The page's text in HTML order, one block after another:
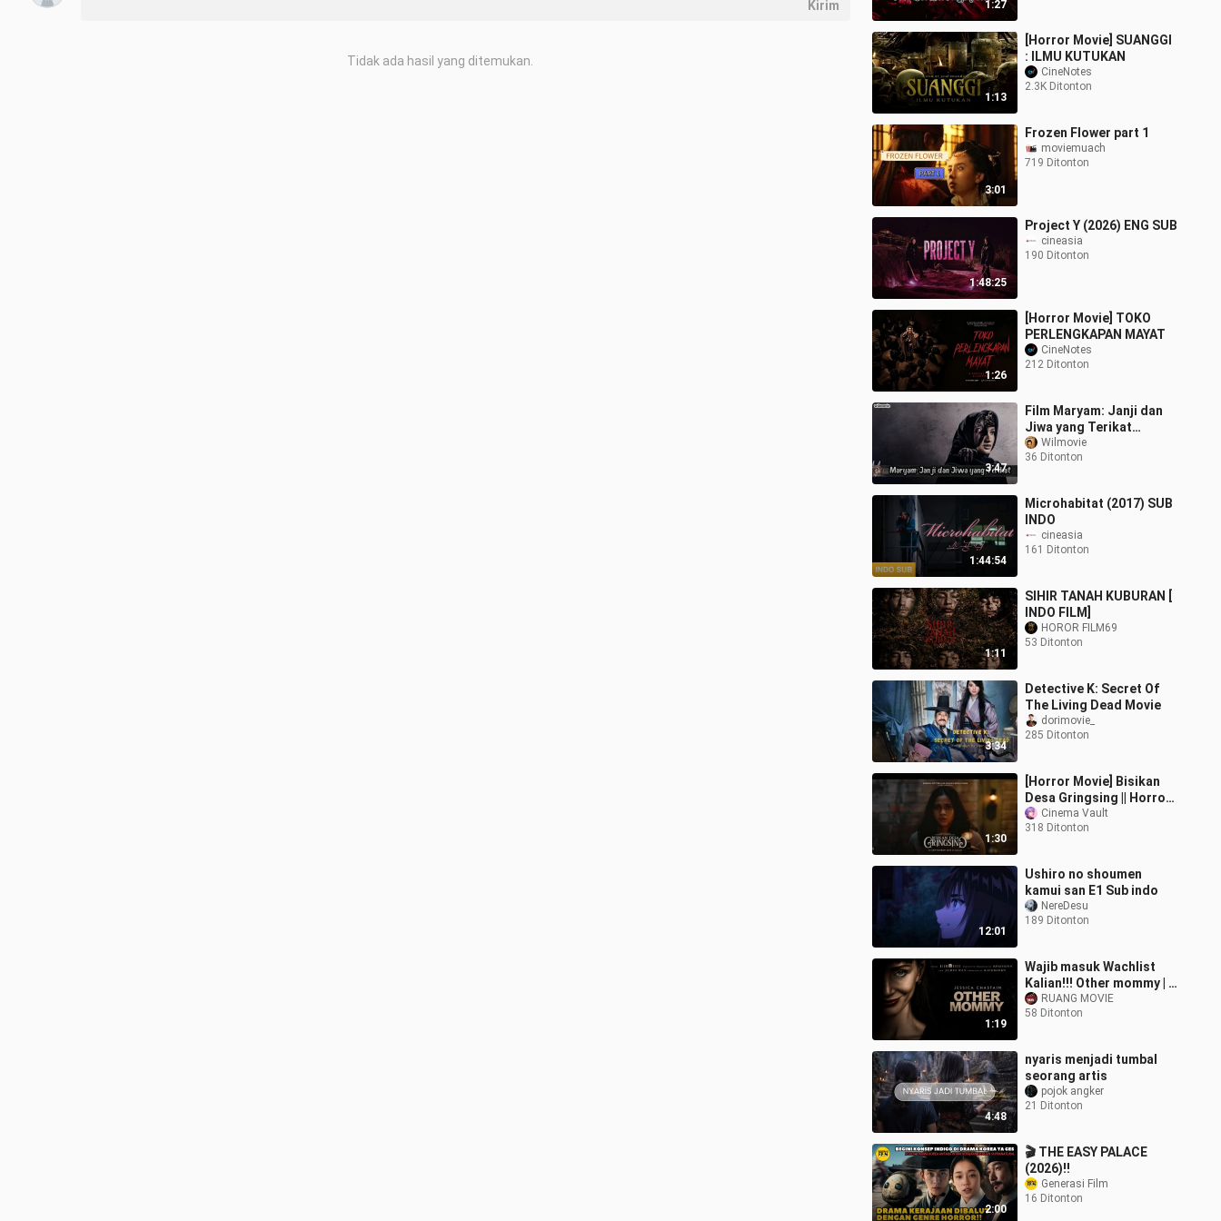
1:27
1:13
[Horror Movie] SUANGGI
: ILMU KUTUKAN
CineNotes
2.3K Ditonton
3:01
Frozen Flower part 1
moviemuach
719 Ditonton
1:48:25
Project Y (2026) ENG SUB
cineasia
190 Ditonton
1:26
[Horror Movie] TOKO
PERLENGKAPAN MAYAT
CineNotes
212 Ditonton
3:47
Film Maryam: Janji dan
Jiwa yang Terikat
|Horror Indonesia|
Wilmovie
36 Ditonton
1:44:54
Microhabitat (2017) SUB
INDO
cineasia
161 Ditonton
1:11
SIHIR TANAH KUBURAN [
INDO FILM]
HOROR FILM69
53 Ditonton
3:34
Detective K: Secret Of
The Living Dead Movie
dorimovie_
285 Ditonton
1:30
[Horror Movie] Bisikan
Desa Gringsing || Horror
Indonesia
Cinema Vault
318 Ditonton
12:01
Ushiro no shoumen
kamui san E1 Sub indo
NereDesu
189 Ditonton
1:19
Wajib masuk Wachlist
Kalian!!! Other mommy | 9
Oktober 2026
RUANG MOVIE
58 Ditonton
4:48
nyaris menjadi tumbal
seorang artis
pojok angker
21 Ditonton
2:00
🎬 THE EASY PALACE
(2026)‼️
Generasi Film
16 Ditonton
Kirim
Tidak ada hasil yang ditemukan.